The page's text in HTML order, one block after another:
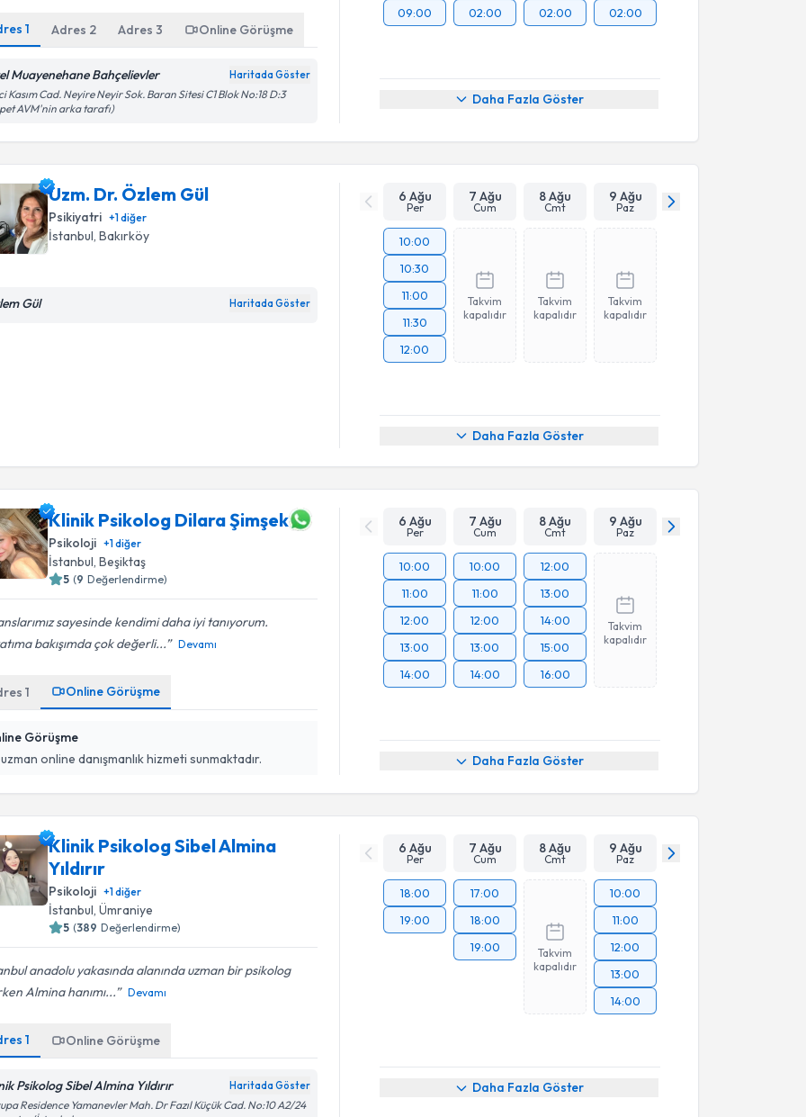
1 Adres 2 Adres3 Online Görüşme
Muayenehane Bahçelievler Haritada Göster
Kasım Cad. Neyire Neyir Sok. Baran Sitesi C1 Blok No:18 D:3
AVM'nin arka tarafı)
09:00
02:00
02:00
02:00
Daha Fazla Göster
Uzm. Dr. Özlem Gül
Psikiyatri +1diğer
İstanbul , Bakırköy
Gül Haritada Göster
6 Ağu
Per
7 Ağu
Cum
8 Ağu
Cmt
9 Ağu
Paz
10:00
10:30
11:00
11:30
12:00
Takvim
kapalıdır
Takvim
kapalıdır
Takvim
kapalıdır
Daha Fazla Göster
Klinik Psikolog Dilara Şimşek
Psikoloji +1diğer
İstanbul, Beşiktaş
5 (9 Değerlendirme)
sayesinde kendimi daha iyi tanıyorum.
bakışımda çok değerli...
Devamı
1 Online Görüşme
Görüşme
online danışmanlık hizmeti sunmaktadır.
6 Ağu
Per
7 Ağu
Cum
8 Ağu
Cmt
9 Ağu
Paz
10:00
11:00
12:00
13:00
14:00
10:00
11:00
12:00
13:00
14:00
12:00
13:00
14:00
15:00
16:00
Takvim
kapalıdır
Daha Fazla Göster
Klinik Psikolog Sibel Almina
Yıldırır
Psikoloji +1diğer
İstanbul, Ümraniye
5 (389 Değerlendirme)
anadolu yakasında alanında uzman bir psikolog
Almina hanımı...
Devamı
1 Online Görüşme
Psikolog Sibel Almina Yıldırır Haritada Göster
Residence Yamanevler Mah. Dr Fazıl Küçük Cad. No:10 A2/24
6 Ağu
Per
7 Ağu
Cum
8 Ağu
Cmt
9 Ağu
Paz
18:00
19:00
17:00
18:00
19:00
Takvim
kapalıdır
10:00
11:00
12:00
13:00
14:00
Daha Fazla Göster